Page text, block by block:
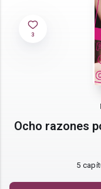
3
Ocho razones
5